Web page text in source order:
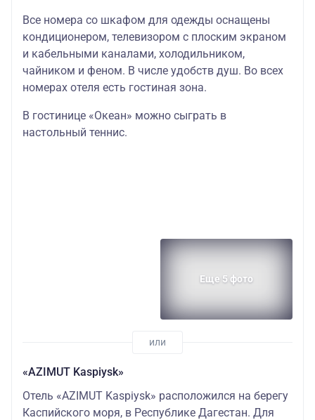
–
Туркомплекс
Все номера со шкафом для одежды оснащены
кондиционером, телевизором с плоским экраном
и кабельными каналами, холодильником,
чайником и феном. В числе удобств душ. Во всех
номерах отеля есть гостиная зона.
В гостинице «Океан» можно сыграть в
настольный теннис.
Еще 5 фото
«AZIMUT Kaspiysk»
Отель «AZIMUT Kaspiysk» расположился на берегу
Каспийского моря, в Республике Дагестан. Для